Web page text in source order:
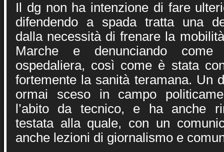
Il dg non ha intenzione di fare
difendendo a spada tratta una
dalla necessità di frenare la
Marche e denunciando
ospedaliera, così come è stata
fortemente la sanità teramana. Un
ormai sceso in campo
l’abito da tecnico, e ha anche
testata alla quale, con un
anche lezioni di giornalismo e